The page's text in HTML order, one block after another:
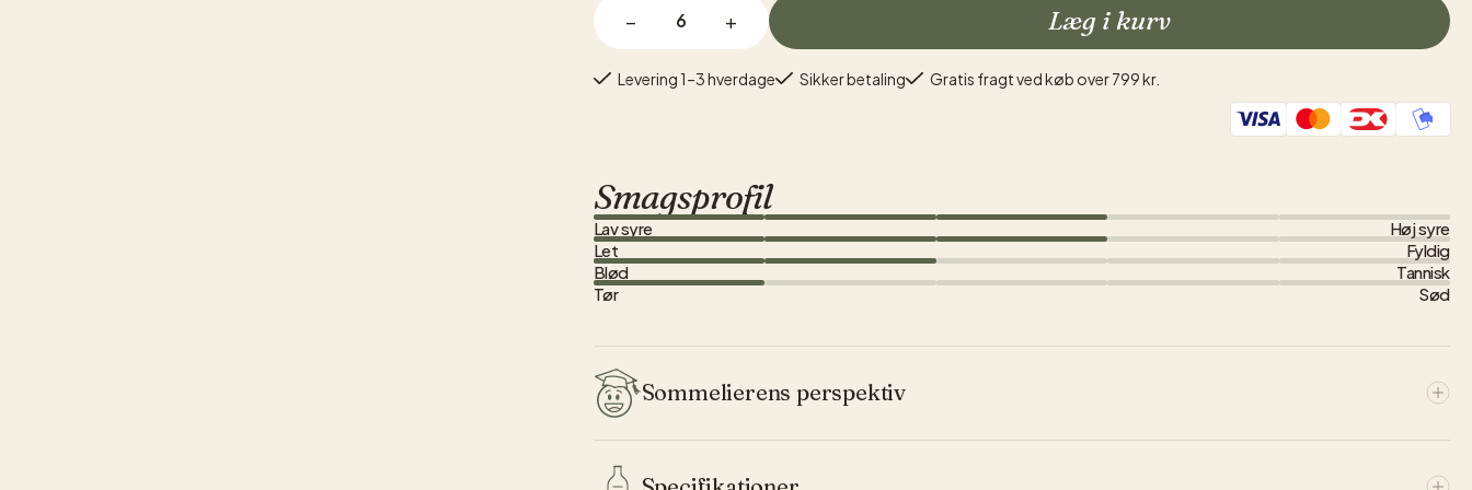
− + Læg i kurv
Levering 1–3 hverdage Sikker betaling Gratis fragt ved køb over 799 kr.
Smagsprofil
Lav syre
Høj syre
Let
Fyldig
Blød
Tannisk
Tør
Sød
Sommelierens perspektiv
generation, Antonio og hans barnebarn Barbara, og er fortsat en af Apuliens største familieejede vingårde. Vinene